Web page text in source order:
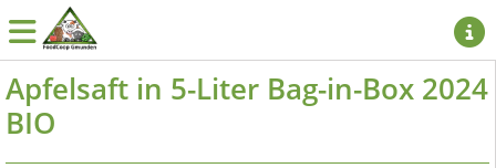
Apfelsaft in 5-Liter Bag-in-Box 2024
BIO